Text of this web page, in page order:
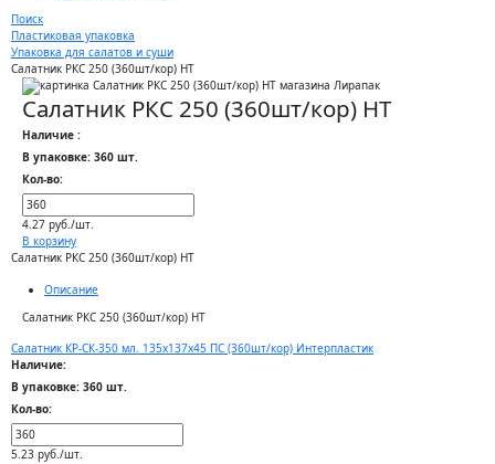
Поиск
Пластиковая упаковка
Упаковка для салатов и суши
Салатник РКС 250 (360шт/кор) НТ
Салатник РКС 250 (360шт/кор) НТ
Наличие :
В упаковке: 360 шт.
Кол-во:
4.27 руб./шт.
В корзину
Салатник РКС 250 (360шт/кор) НТ
Описание
Салатник РКС 250 (360шт/кор) НТ
Салатник КР-СК-350 мл. 135х137х45 ПС (360шт/кор) Интерпластик
Наличие:
В упаковке: 360 шт.
Кол-во:
5.23 руб./шт.